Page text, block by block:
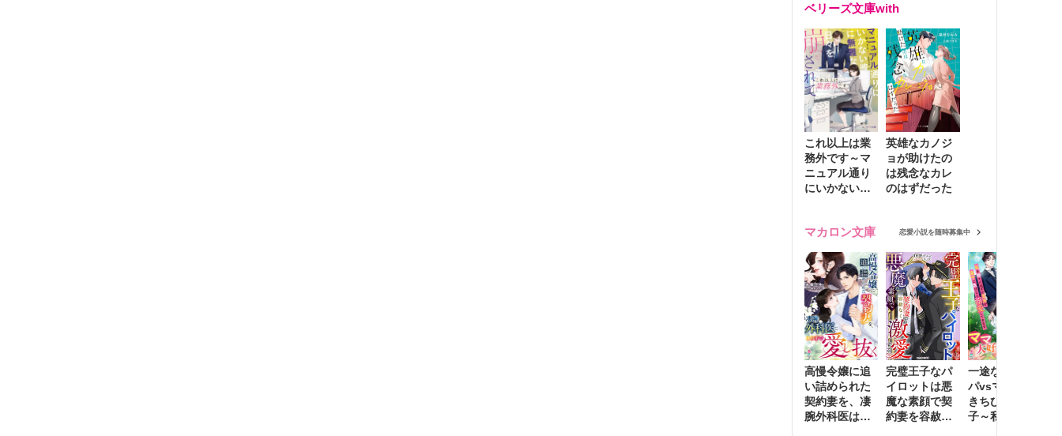
激烈愛で貫く
ベリーズ文庫with
これ以上は業
務外です～マ
ニュアル通り
にいかない彼
英雄なカノジ
ョが助けたの
は残念なカレ
のはずだった
マカロン文庫 恋愛小説を随時募集中
高慢令嬢に追
い詰められた
契約妻を、凄
腕外科医はこ
完璧王子なパ
イロットは悪
魔な素顔で契
約妻を容赦な
一途な社長パ
パvsママ大好
きちびっこ息
子～私を捨て